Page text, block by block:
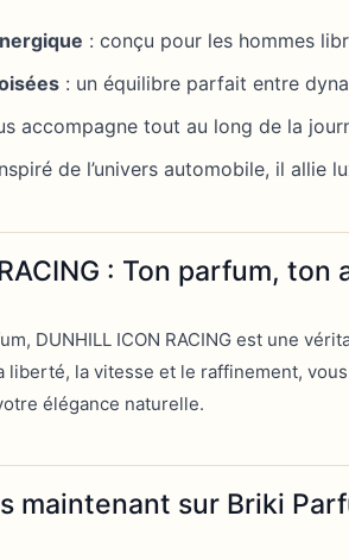
: conçu pour les hommes
: un équilibre parfait entre
accompagne tout au long de la
de l’univers automobile, il allie
: Ton parfum, ton
DUNHILL ICON RACING est une
la vitesse et le raffinement,
élégance naturelle.
maintenant sur Briki